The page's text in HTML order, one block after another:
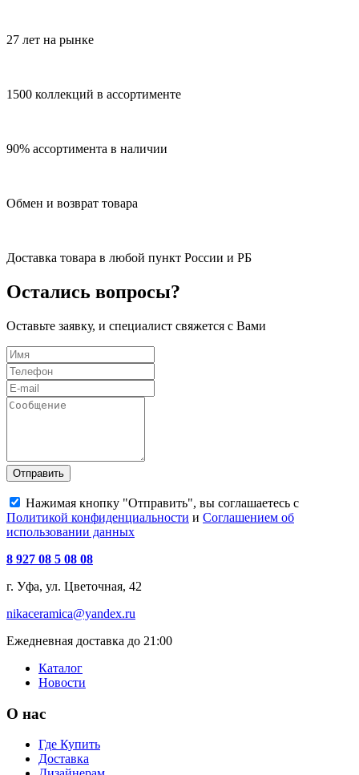
27 лет на рынке
1500 коллекций в ассортименте
90% ассортимента в наличии
Обмен и возврат товара
Доставка товара в любой пункт России и РБ
Остались вопросы?
Оставьте заявку, и специалист свяжется с Вами
Отправить
Нажимая кнопку "Отправить", вы соглашаетесь с
Политикой конфиденциальности и Соглашением об
использовании данных
8 927 08 5 08 08
г. Уфа, ул. Цветочная, 42
nikaceramica@yandex.ru
Ежедневная доставка до 21:00
Каталог
Новости
О нас
Где Купить
Доставка